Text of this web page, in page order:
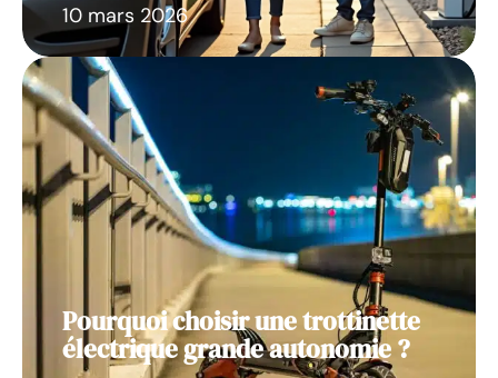
10 mars 2026
Pourquoi choisir une trottinette
électrique grande autonomie ?